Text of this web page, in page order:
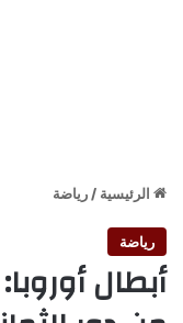
الرئيسية / رياضة
رياضة
أبطال أوروبا: